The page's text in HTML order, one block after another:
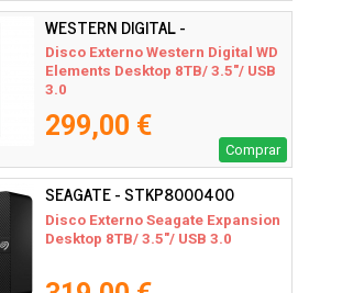
WESTERN DIGITAL -
WDBWLG0080HBK-EESN
Disco Externo Western Digital WD
Elements Desktop 8TB/ 3.5"/ USB
3.0
299,00 €
Comprar
SEAGATE - STKP8000400
Disco Externo Seagate Expansion
Desktop 8TB/ 3.5"/ USB 3.0